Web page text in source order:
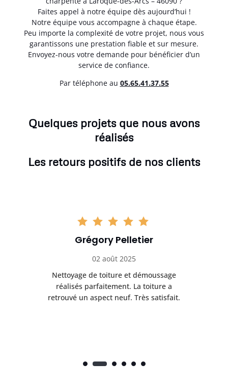
Faites appel à notre équipe dès aujourd’hui !
Notre équipe vous accompagne à chaque étape.
Peu importe la complexité de votre projet, nous vous
garantissons une prestation fiable et sur mesure.
Envoyez-nous votre demande pour bénéficier d’un
service de confiance.
Par téléphone au 05.65.41.37.55
Quelques projets que nous avons
réalisés
Les retours positifs de nos clients
Grégory Pelletier
02 août 2025
Nettoyage de toiture et démoussage
réalisés parfaitement. La toiture a
retrouvé un aspect neuf. Très satisfait.